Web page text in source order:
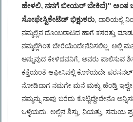
ಹೇಳಲಿ, ನನಗೆ ಬೀಯರ್ ಬೇಕಿದೆ)" ಅಂತ
ಸೋಫೇಸ್ಟಿಕೇಟೆಡ್ ಭಿಕ್ಷುಕರು , ದಾರಿಯಲ್ಲಿ
ನಮ್ಮಲ್ಲಿನ ದೊಂಬರಾಟದ ಹಾಗೆ ಕಸರತ್ತು
ನಮ್ಮಲ್ಲಿಗಿಂತ ಬೇರೆಯೆಂದೇನೆನಿಸಲಿಲ್ಲ. ಅಲ್ಲಿ
ಅನ್ನುವುದ ಕೇಳಿದವನಿಗೆ, ಅವರು ಪಾಲಿಸುವ
ಕತ್ತೆಯಂತೆ ಆಫೀಸಿನಲ್ಲಿ ಕೊಳೆಯದೇ ಪರಸನಲ್
ನೋಡಿದಾಗ ನಮಗೇ ಮನೆ ಮಕ್ಳು ಹೆಂಡ್ತಿ
ನಮ್ಮನ್ನು ನಾವು ಬರೆದು ಕೊಟ್ಟಿದ್ದೇವೇನೊ
ಒಳ್ಳೆಯದು. ಅಲ್ಲಿನ ಶಿಸ್ತು, ನಿಯತ್ತು, ಸಮಯ